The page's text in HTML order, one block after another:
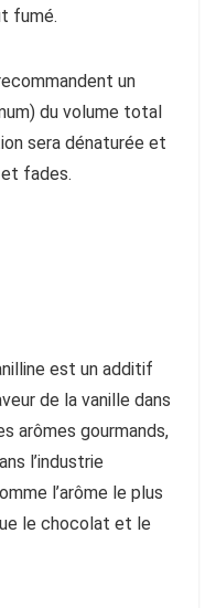
fumé.
un
du volume total
sera dénaturée et
fades.
est un additif
de la vanille dans
arômes gourmands,
l’industrie
l’arôme le plus
le chocolat et le